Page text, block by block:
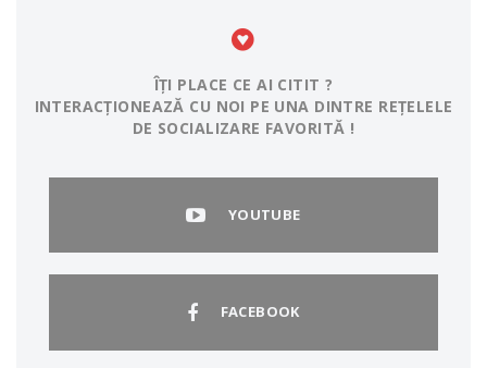
ÎȚI PLACE CE AI CITIT ?
INTERACȚIONEAZĂ CU NOI PE UNA DINTRE REȚELELE
DE SOCIALIZARE FAVORITĂ !
YOUTUBE
FACEBOOK